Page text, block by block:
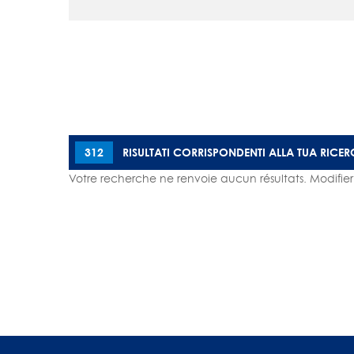
RISULTATI CORRISPONDENTI ALLA TUA
312
Votre recherche ne renvoie aucun résultats.